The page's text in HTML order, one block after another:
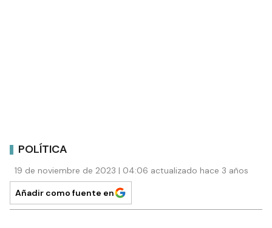
POLÍTICA
19 de noviembre de 2023 | 04:06 actualizado hace 3 años
Añadir como fuente en